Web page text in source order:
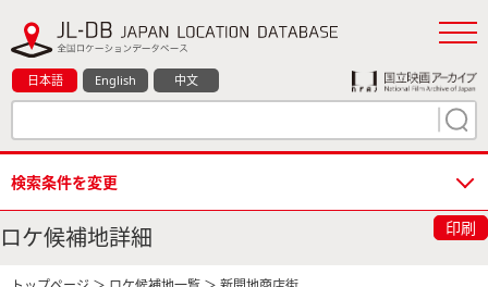
日本語 English 中文
検索条件を変更
ロケ候補地詳細 印刷